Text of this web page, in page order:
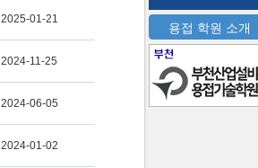
용접 학원 소개
2025-01-21
2024-11-25
2024-06-05
2024-01-02